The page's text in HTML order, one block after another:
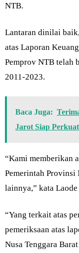
NTB.
Lantaran dinilai
atas Laporan
Pemprov NTB telah
2011-2023.
Baca Juga:
Jarot Siap
“Kami memberikan
Pemerintah Provinsi
lainnya,” kata
“Yang terkait atas
pemeriksaan atas
Nusa Tenggara